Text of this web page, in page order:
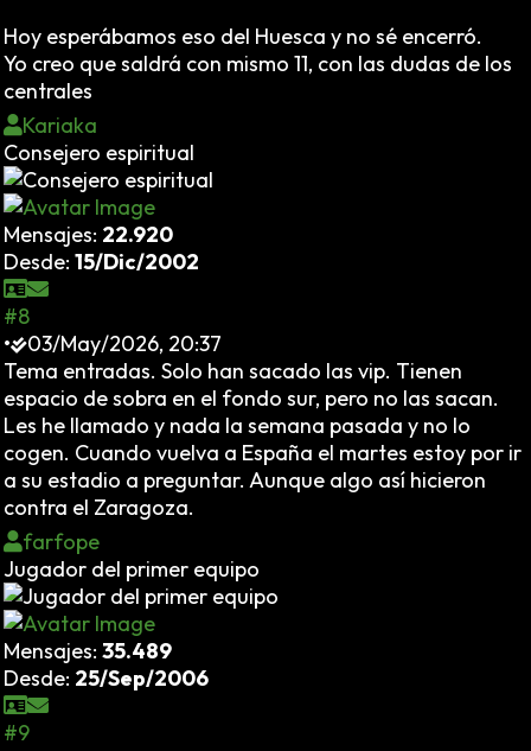
Hoy esperábamos eso del Huesca y no sé encerró.
Yo creo que saldrá con mismo 11, con las dudas de los
centrales
Kariaka
Consejero espiritual
Mensajes: 22.920
Desde: 15/Dic/2002
#8
•
03/May/2026, 20:37
Tema entradas. Solo han sacado las vip. Tienen
espacio de sobra en el fondo sur, pero no las sacan.
Les he llamado y nada la semana pasada y no lo
cogen. Cuando vuelva a España el martes estoy por ir
a su estadio a preguntar. Aunque algo así hicieron
contra el Zaragoza.
farfope
Jugador del primer equipo
Mensajes: 35.489
Desde: 25/Sep/2006
#9